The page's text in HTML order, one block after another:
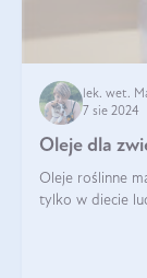
lek. wet.
7 sie 2024
Oleje dla
Oleje roślinne
tylko w diecie